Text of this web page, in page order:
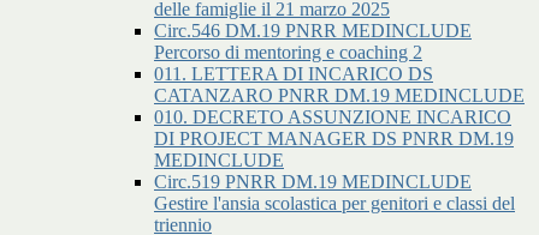
delle famiglie il 21 marzo 2025
Circ.546 DM.19 PNRR MEDINCLUDE
Percorso di mentoring e coaching 2
011. LETTERA DI INCARICO DS
CATANZARO PNRR DM.19 MEDINCLUDE
010. DECRETO ASSUNZIONE INCARICO
DI PROJECT MANAGER DS PNRR DM.19
MEDINCLUDE
Circ.519 PNRR DM.19 MEDINCLUDE
Gestire l'ansia scolastica per genitori e classi del
triennio